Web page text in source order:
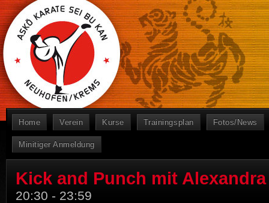
Home Verein Kurse Trainingsplan Fotos/News
Minitiger Anmeldung
Kick and Punch mit
20:30 - 23:59